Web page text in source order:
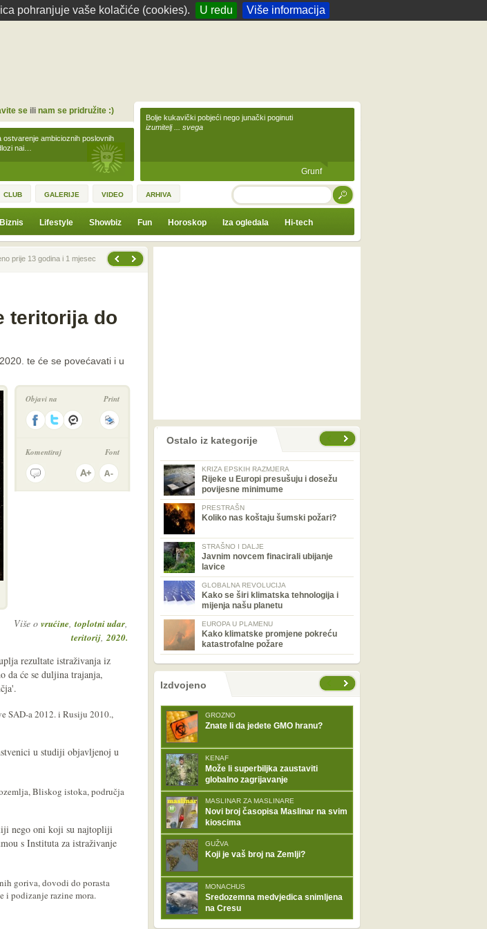
pohranjuje vaše kolačiće (cookies). U redu Više informacija
ambicioznih poslovnih
nai…
seili nam se pridružite :)
Bolje kukavički pobjeći nego junački poginuti
izumitelj ... svega
Grunf
CLUB GALERIJE VIDEO ARHIVA TRAŽI
Biznis Lifestyle Showbiz Fun Horoskop Iza ogledala Hi-tech
prije 13 godina i 1 mjesec
teritorija do
te će se povećavati i u
Objavi na Print
Komentiraj Font
Više o vrućine, toplotni udar,
teritorij,2020.
rezultate istraživanja iz
da će se duljina trajanja,
SAD-a 2012. i Rusiju 2010.,
u studiji objavljenoj u
Bliskog istoka, područja
nego oni koji su najtopliji
s Instituta za istraživanje
goriva, dovodi do porasta
i podizanje razine mora.
Ostalo iz kategorije
KRIZA EPSKIH RAZMJERA
Rijeke u Europi presušuju i dosežu
povijesne minimume
PRESTRAŠN
Koliko nas koštaju šumski požari?
STRAŠNO I DALJE
Javnim novcem finacirali ubijanje
lavice
GLOBALNA REVOLUCIJA
Kako se širi klimatska tehnologija i
mijenja našu planetu
EUROPA U PLAMENU
Kako klimatske promjene pokreću
katastrofalne požare
nema prethodne stranice
sljedećeIzdvojeno
GROZNO
Znate li da jedete GMO hranu?
KENAF
Može li superbiljka zaustaviti
globalno zagrijavanje
MASLINAR ZA MASLINARE
Novi broj časopisa Maslinar na svim
kioscima
GUŽVA
Koji je vaš broj na Zemlji?
MONACHUS
Sredozemna medvjedica snimljena
na Cresu